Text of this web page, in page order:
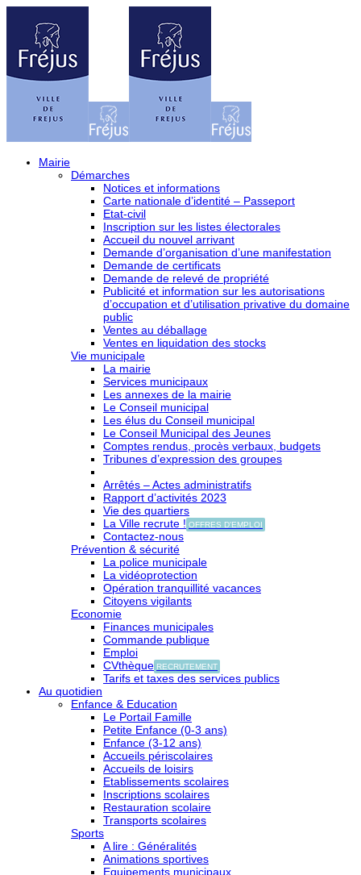
Mairie
Démarches
Notices et informations
Carte nationale d’identité – Passeport
Etat-civil
Inscription sur les listes électorales
Accueil du nouvel arrivant
Demande d’organisation d’une manifestation
Demande de certificats
Demande de relevé de propriété
Publicité et information sur les autorisations
d’occupation et d’utilisation privative du domaine
public
Ventes au déballage
Ventes en liquidation des stocks
Vie municipale
La mairie
Services municipaux
Les annexes de la mairie
Le Conseil municipal
Les élus du Conseil municipal
Le Conseil Municipal des Jeunes
Comptes rendus, procès verbaux, budgets
Tribunes d’expression des groupes
Arrêtés – Actes administratifs
Rapport d’activités 2023
Vie des quartiers
La Ville recrute ! OFFRES D'EMPLOI
Contactez-nous
Prévention & sécurité
La police municipale
La vidéoprotection
Opération tranquillité vacances
Citoyens vigilants
Economie
Finances municipales
Commande publique
Emploi
CVthèque RECRUTEMENT
Tarifs et taxes des services publics
Au quotidien
Enfance & Education
Le Portail Famille
Petite Enfance (0-3 ans)
Enfance (3-12 ans)
Accueils périscolaires
Accueils de loisirs
Etablissements scolaires
Inscriptions scolaires
Restauration scolaire
Transports scolaires
Sports
A lire : Généralités
Animations sportives
Equipements municipaux